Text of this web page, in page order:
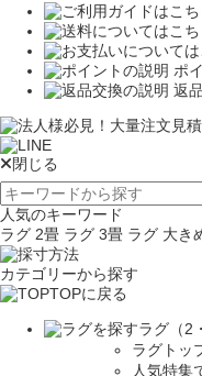
ポ
返
閉じる
人気のキーワード
ラグ 2畳 ラグ 3畳 ラグ 大き
カテゴリーから探す
TOPに戻る
ラグ（2
ラグトッ
人気特集